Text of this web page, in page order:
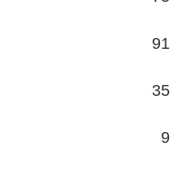
91
35
9